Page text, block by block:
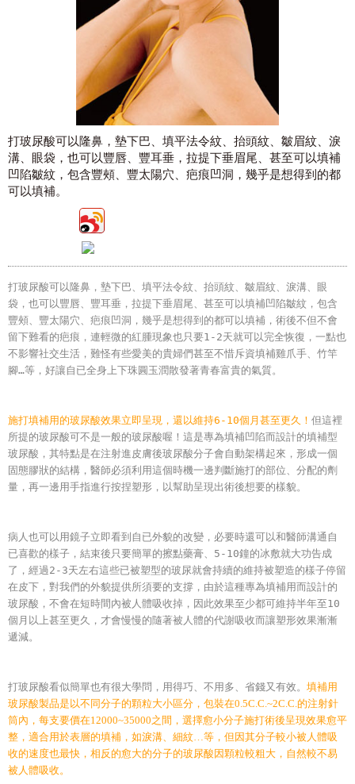
打玻尿酸可以隆鼻，墊下巴、填平法令紋、抬頭紋、皺眉紋、淚
溝、眼袋，也可以豐唇、豐耳垂，拉提下垂眉尾、甚至可以填補
凹陷皺紋，包含豐頰、豐太陽穴、疤痕凹洞，幾乎是想得到的都
可以填補。
打玻尿酸可以隆鼻，墊下巴、填平法令紋、抬頭紋、皺眉紋、淚溝、眼
袋，也可以豐唇、豐耳垂，拉提下垂眉尾、甚至可以填補凹陷皺紋，包含
豐頰、豐太陽穴、疤痕凹洞，幾乎是想得到的都可以填補，術後不但不會
留下難看的疤痕，連輕微的紅腫現象也只要1-2天就可以完全恢復，一點也
不影響社交生活，難怪有些愛美的貴婦們甚至不惜斥資填補雞爪手、竹竿
腳…等，好讓自已全身上下珠圓玉潤散發著青春富貴的氣質。
施打填補用的玻尿酸效果立即呈現，還以維持6-10個月甚至更久 ！ 但這裡
所提的玻尿酸可不是一般的玻尿酸喔！這是專為填補凹陷而設計的填補型
玻尿酸，其特點是在注射進皮膚後玻尿酸分子會自動架構起來，形成一個
固態膠狀的結構，醫師必須利用這個時機一邊判斷施打的部位、分配的劑
量，再一邊用手指進行按捏塑形，以幫助呈現出術後想要的樣貌。
病人也可以用鏡子立即看到自已外貌的改變，必要時還可以和醫師溝通自
已喜歡的樣子，結束後只要簡單的擦點藥膏、5-10鐘的冰敷就大功告成
了，經過2-3天左右這些已被塑型的玻尿就會持續的維持被塑造的樣子停留
在皮下，對我們的外貌提供所須要的支撐，由於這種專為填補用而設計的
玻尿酸，不會在短時間內被人體吸收掉，因此效果至少都可維持半年至10
個月以上甚至更久，才會慢慢的隨著被人體的代謝吸收而讓塑形效果漸漸
遞減。
打玻尿酸看似簡單也有很大學問，用得巧、不用多、省錢又有效。 填補用
玻尿酸製品是以不同分子的顆粒大小區分，包裝在0.5C.C.~2C.C.的注射針
筒內，每支要價在12000~35000之間，選擇愈小分子施打術後呈現效果愈平
整，適合用於表層的填補，如淚溝、細紋…等，但因其分子較小被人體吸
收的速度也最快，相反的愈大的分子的玻尿酸因顆粒較粗大，自然較不易
被人體吸收。